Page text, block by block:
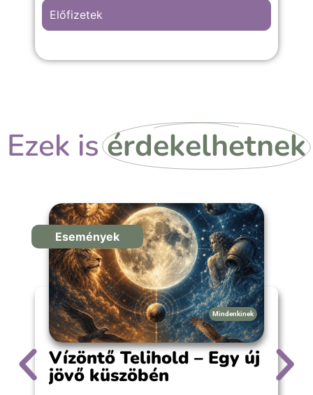
Előfizetek
Ezek is érdekelhetnek
Események
Mindenkinek
Vízöntő Telihold – Egy új
jövő küszöbén